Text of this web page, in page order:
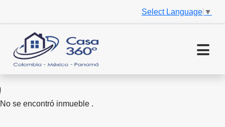
Select Language ▼
No se encontró inmueble .